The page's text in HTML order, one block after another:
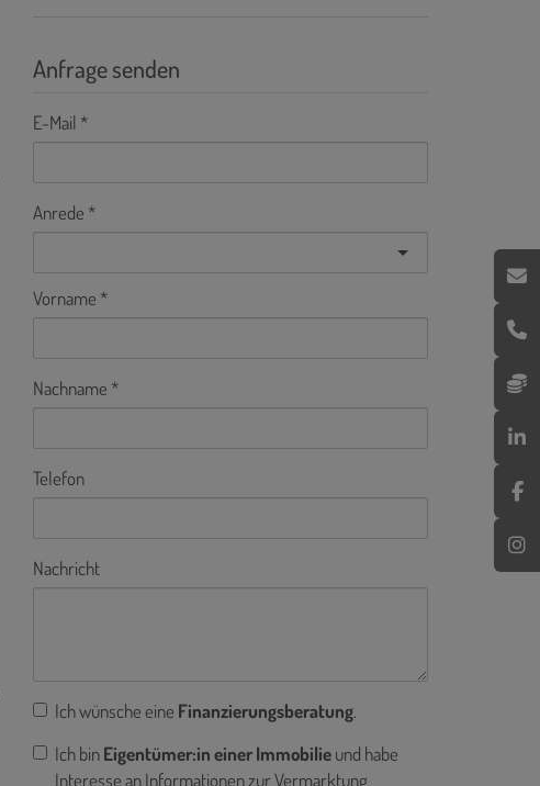
Anfrage senden
E-Mail
Anrede
Vorname
Nachname
Telefon
Nachricht
Ich wünsche eine Finanzierungsberatung.
Ich binEigentümer:in einer Immobilieund habe
Interesse an Informationen zur Vermarktung